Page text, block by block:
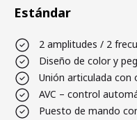
Estándar
2 amplitudes / 2
Diseño de color y
Unión articulada con
AVC – control
Puesto de mando